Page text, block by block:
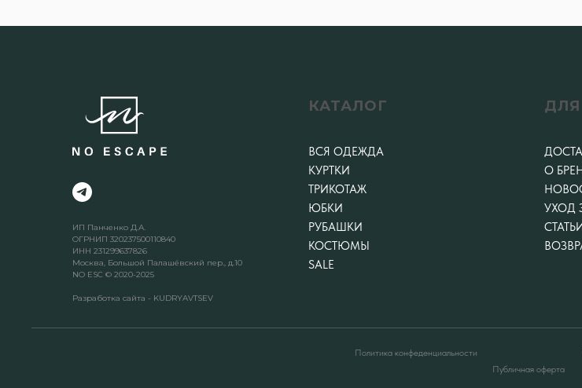
ИП Панченко Д.А.
ОГРНИП 320237500110840
ИНН 231299637826
Москва, Большой Палашёвский пер., д.10
NO ESC © 2020-2025
Разработка сайта - KUDRYAVTSEV
КАТАЛОГ
ВСЯ ОДЕЖДА
КУРТКИ
ТРИКОТАЖ
ЮБКИ
РУБАШКИ
КОСТЮМЫ
SALE
О
УХОД
Политика конфеденциальности
Публичная оферта